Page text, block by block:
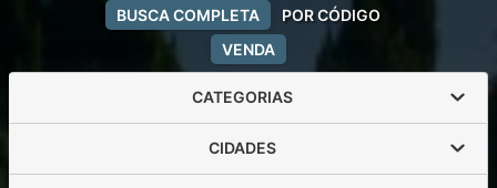
VENDA
BUSCA COMPLETA POR CÓDIGO
CATEGORIAS
CIDADES